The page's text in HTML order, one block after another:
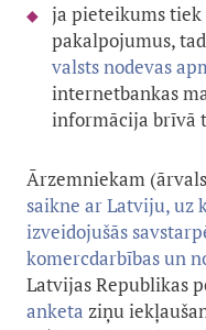
ja pieteikums tiek
pakalpojumus,
valsts nodevas
internetbankas
informācija brīvā
Ārzemniekam
saikne ar Latviju, uz
izveidojušās
komercdarbības un
Latvijas Republikas
anketa ziņu